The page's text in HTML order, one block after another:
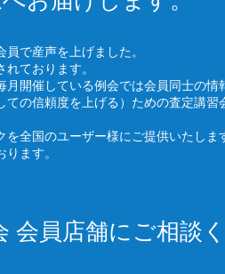
で産声を上げました。
ております。
開催している例会では会員同士の情
の信頼度を上げる）ための査定講
全国のユーザー様にご提供いたしま
ます。
員店舗にご相談く